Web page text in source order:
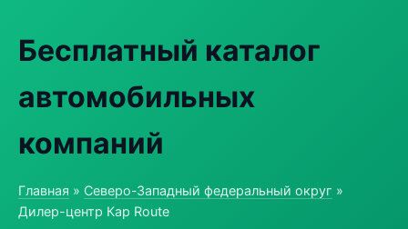
Бесплатный каталог
автомобильных
компаний
Главная » Северо-Западный федеральный округ »
Дилер-центр Кар Route